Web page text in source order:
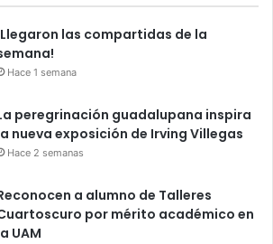
las compartidas de la
Hace 1 semana
peregrinación guadalupana inspira
nueva exposición de Irving Villegas
Hace 2 semanas
a alumno de Talleres
por mérito académico en
UAM